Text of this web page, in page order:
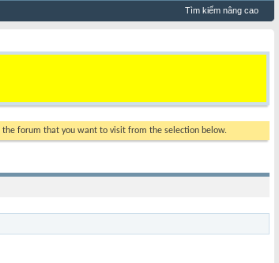
Tìm kiếm nâng cao
the forum that you want to visit from the selection below.